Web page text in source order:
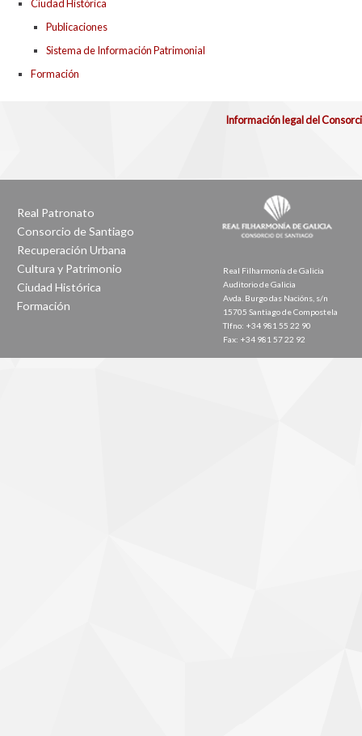
Ciudad Histórica
Publicaciones
Sistema de Información Patrimonial
Formación
Información legal del
Real Patronato
Consorcio de Santiago
Recuperación Urbana
Cultura y Patrimonio
Ciudad Histórica
Formación
Real Filharmonía de Galicia
Auditorio de Galicia
Avda. Burgo das Nacións, s/n
15705 Santiago de Compostela
Tlfno: +34 981 55 22 90
Fax: +34 981 57 22 92